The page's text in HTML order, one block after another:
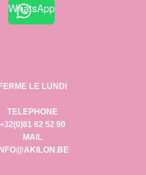
WhatsApp
FERME LE LUNDI
TELEPHONE
+32(0)81 62 52 90
MAIL
INFO@AKILON.BE